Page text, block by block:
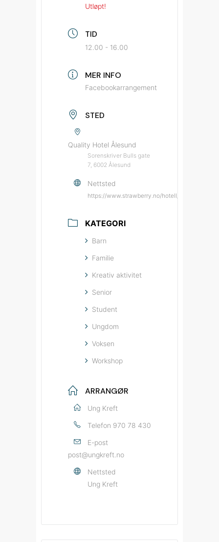
Utløpt!
TID
12.00 - 16.00
MER INFO
Facebookarrangement
STED
Quality Hotel Ålesund
Sorenskriver Bulls gate
7, 6002 Ålesund
Nettsted
https://www.strawberry.no/hotell/norge/
KATEGORI
Barn
Familie
Kreativ aktivitet
Senior
Student
Ungdom
Voksen
Workshop
ARRANGØR
Ung Kreft
Telefon 970 78 430
E-post
post@ungkreft.no
Nettsted
Ung Kreft